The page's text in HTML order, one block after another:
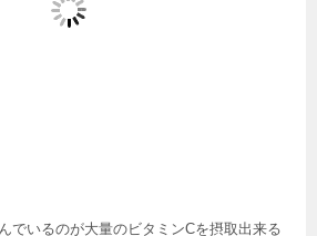
でいるのが大量のビタミンCを摂取出来る